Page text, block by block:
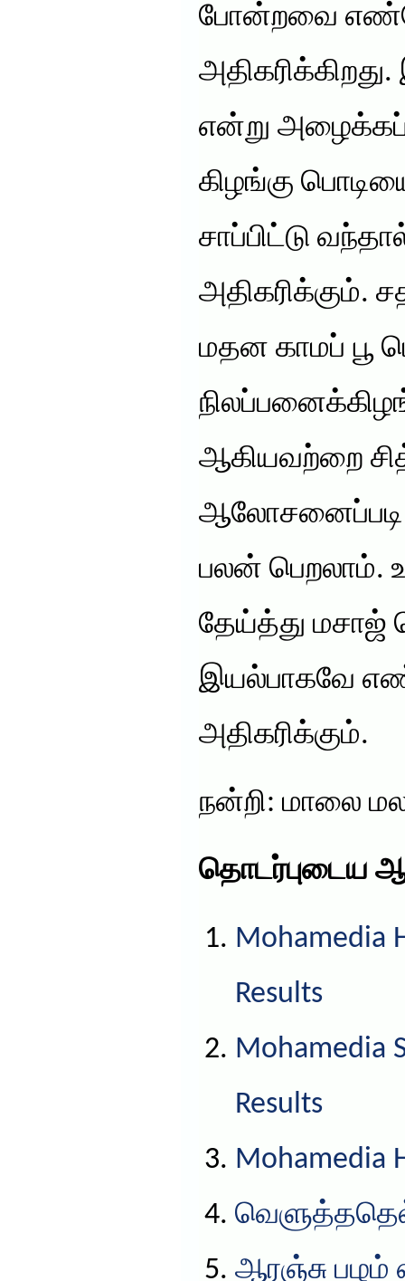
போன்றவை
என்று
கிழங்கு
சாப்பிட்டு
அதிகரிக்கும்.
மதன காமப் பூ
ஆகியவற்றை
ஆலோசனைப்படி
பலன்
தேய்த்து மசாஜ்
இயல்பாகவே
அதிகரிக்கும்.
நன்றி: மாலை
தொடர்புடைய
Mohamedia
Results
Mohamedia
Results
Mohamedia
ஆரஞ்சு பழம்